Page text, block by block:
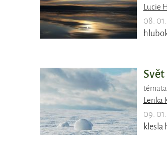
Lucie
08.
Lenka
09.
klesla